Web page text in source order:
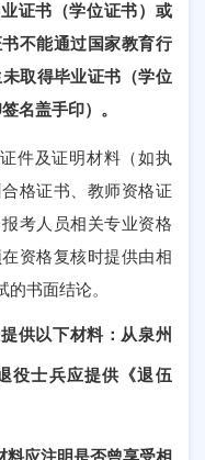
证书（学位证书）或
不能通过国家教育行
取得毕业证书（学位
名盖手印）。
件及证明材料（如执
格证书、教师资格证
考人员相关专业资格
资格复核时提供由相
书面结论。
供以下材料：从泉州
役士兵应提供《退伍
应注明是否曾享受相